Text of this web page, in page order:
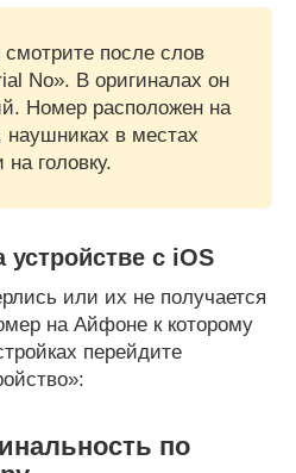
после слов
No». В оригиналах он
Номер расположен на
наушниках в местах
головку.
устройстве с iOS
или их не получается
на Айфоне к которому
перейдите
по